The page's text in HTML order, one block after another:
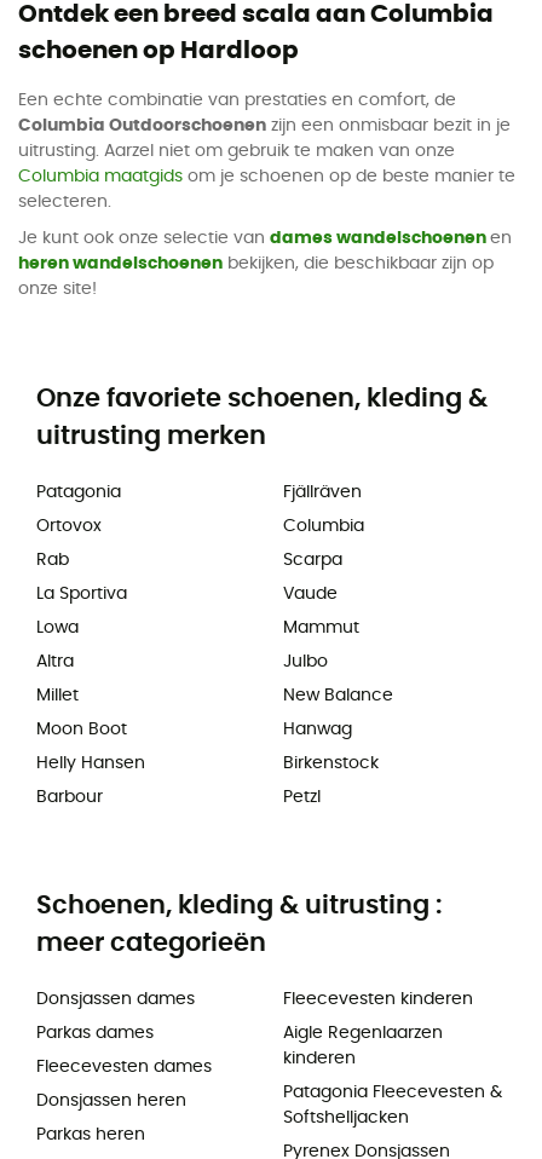
Ontdek een breed scala aan Columbia
schoenen op Hardloop
Een echte combinatie van prestaties en comfort, de
Columbia Outdoorschoenen zijn een onmisbaar bezit in je
uitrusting. Aarzel niet om gebruik te maken van onze
Columbia maatgids om je schoenen op de beste manier te
selecteren.
Je kunt ook onze selectie van dames wandelschoenen en
heren wandelschoenen bekijken, die beschikbaar zijn op
onze site!
Onze favoriete schoenen, kleding &
uitrusting merken
Patagonia
Ortovox
Rab
La Sportiva
Lowa
Altra
Millet
Moon Boot
Helly Hansen
Barbour
Fjällräven
Columbia
Scarpa
Vaude
Mammut
Julbo
New Balance
Hanwag
Birkenstock
Petzl
Schoenen, kleding & uitrusting :
meer categorieën
Donsjassen dames
Parkas dames
Fleecevesten dames
Donsjassen heren
Parkas heren
Fleecevesten kinderen
Aigle Regenlaarzen
kinderen
Patagonia Fleecevesten &
Softshelljacken
Pyrenex Donsjassen